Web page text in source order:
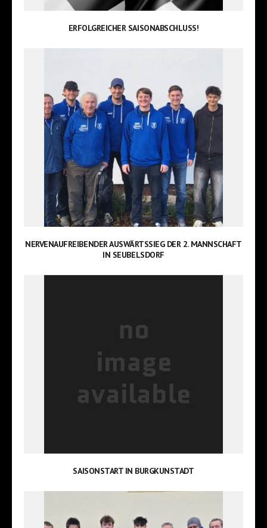
ERFOLGREICHER SAISONABSCHLUSS!
NERVENAUFREIBENDER AUSWÄRTSSIEG DER 2. MANNSCHAFT
IN SEUBELSDORF
SAISONSTART IN BURGKUNSTADT